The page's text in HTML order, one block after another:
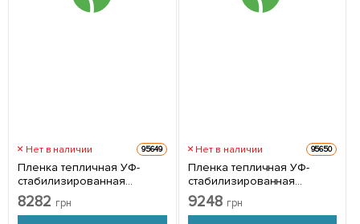
Нет в наличии 95649
Пленка тепличная УФ-
стабилизированная
(12мес), 120мкм, рукав
3000мм, 50м TM "Украина"
8282 грн
Нет в наличии 95650
Пленка тепличная УФ-
стабилизированная
(24мес), 120мкм, рукав
1500мм, 100м TM "Украина"
9248 грн